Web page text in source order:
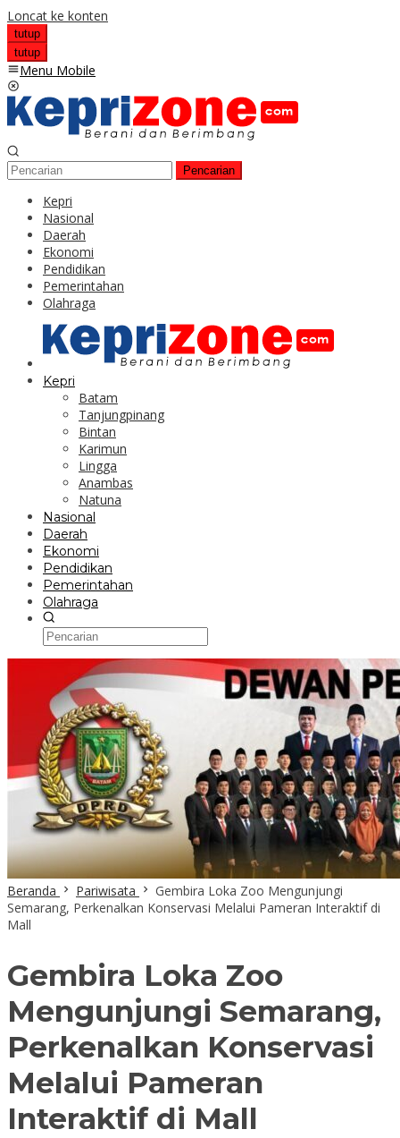
Loncat ke konten
tutup
tutup
Menu Mobile
Pencarian
Kepri
Nasional
Daerah
Ekonomi
Pendidikan
Pemerintahan
Olahraga
Kepri
Batam
Tanjungpinang
Bintan
Karimun
Lingga
Anambas
Natuna
Nasional
Daerah
Ekonomi
Pendidikan
Pemerintahan
Olahraga
Beranda Pariwisata
Gembira Loka Zoo Mengunjungi
Semarang, Perkenalkan Konservasi Melalui Pameran Interaktif di
Mall
Gembira Loka Zoo
Mengunjungi Semarang,
Perkenalkan Konservasi
Melalui Pameran
Interaktif di Mall